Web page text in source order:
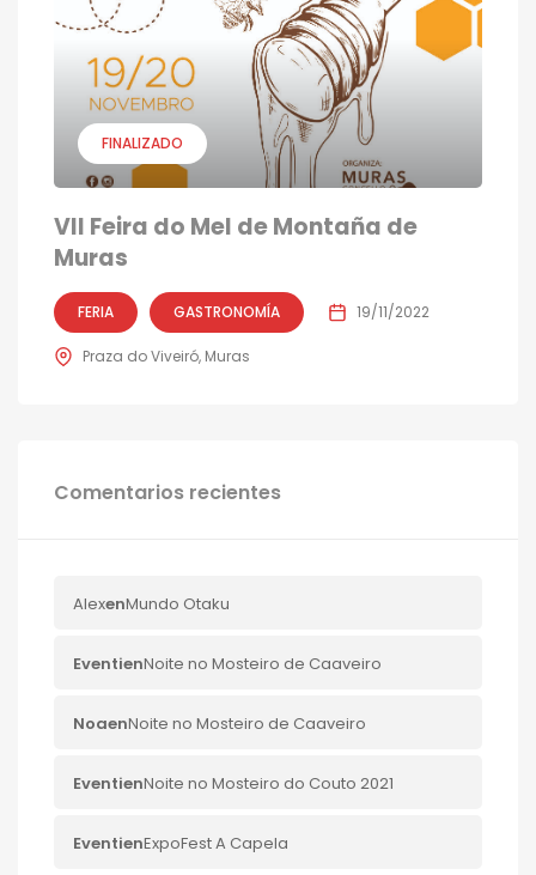
FINALIZADO
VII Feira do Mel de Montaña de
Muras
FERIA GASTRONOMÍA 19/11/2022
Praza do Viveiró, Muras
Comentarios recientes
AlexenMundo Otaku
EventienNoite no Mosteiro de Caaveiro
NoaenNoite no Mosteiro de Caaveiro
EventienNoite no Mosteiro do Couto 2021
EventienExpoFest A Capela